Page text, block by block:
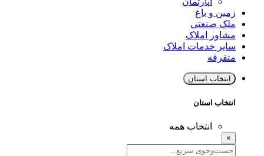
زمین و باغ
ملک صنعتی
مشاور املاک
سایر خدمات املاک
متفرقه
انتخاب استان
انتخاب استان
انتخاب همه
×